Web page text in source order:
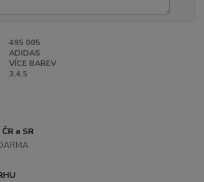
495 005
ADIDAS
VÍCE BAREV
3,4,5
a SR